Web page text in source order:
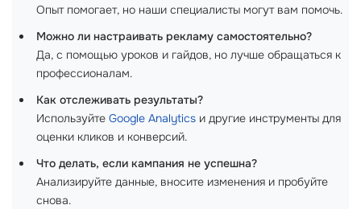
Опыт помогает, но наши специалисты могут вам помочь.
Можно ли настраивать рекламу самостоятельно?
Да, с помощью уроков и гайдов, но лучше обращаться к
профессионалам.
Как отслеживать результаты?
Используйте Google Analytics и другие инструменты для
оценки кликов и конверсий.
Что делать, если кампания не успешна?
Анализируйте данные, вносите изменения и пробуйте
снова.